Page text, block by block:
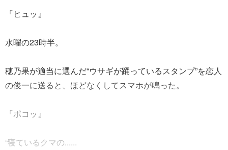
『ヒュッ』
水曜の23時半。
穂乃果が適当に選んだ“ウサギが踊っているスタンプ”を恋人
の俊一に送ると、ほどなくしてスマホが鳴った。
『ポコッ』
“寝ているクマの......